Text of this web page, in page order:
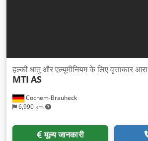
Cochem-Brauheck
6,990 km
हल्की धातु और एल्यूमीनियम के लिए वृत्ताकार आरा
MTI AS
मूल्य जानकारी